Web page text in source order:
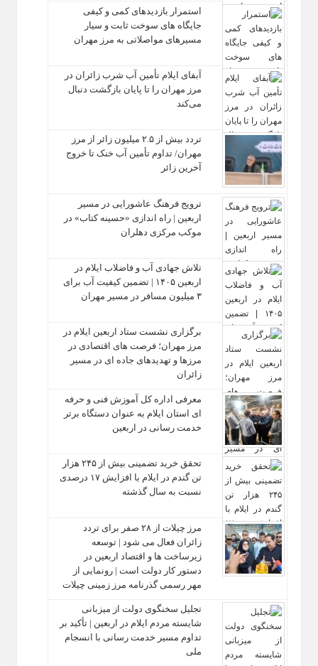
استمرار بازدیدهای کمی و کیفی
جایگاه‌ های سوخت ثابت و سیار
مسیرهای مواصلاتی به مرز مهران
آبفای ایلام تأمین آب شرب زائران در
مرز مهران را تا پایان بازگشت دنبال
می‌کند
تردد بیش از ۲.۵ میلیون زائر از مرز
مهران/ تداوم تأمین آب خنک تا خروج
آخرین زائر
ترویج فرهنگ عاشورایی در مسیر
اربعین | راه‌ اندازی «حسینه کتاب» در
موکب مرکزی دهلران
تلاش جهادی آب و فاضلاب ایلام در
اربعین ۱۴۰۵ | تضمین کیفیت آب برای
۳ میلیون مسافر در مسیر مهران
برگزاری نشست ستاد اربعین ایلام در
مرز مهران؛ فرصت‌ های اقتصادی در
مرزها و تهدیدهای جاده‌ ای در مسیر
زائران
معرفی اداره کل آموزش فنی و حرفه‌
ای استان ایلام به‌ عنوان دستگاه برتر
خدمت‌ رسانی در اربعین
تحقق خرید تضمینی بیش از ۲۴۵ هزار
تن گندم در ایلام با افزایش ۱۷ درصدی
نسبت به سال گذشته
مرز چیلات از ۲۸ صفر برای تردد
زائران فعال می‌ شود | توسعه
زیرساخت‌ ها و اقتصاد اربعین در
دستور کار دولت است | رونمایی از
مهر رسمی گذرنامه مرز زمینی چیلات
تجلیل سخنگوی دولت از میزبانی
شایسته مردم ایلام در اربعین | تأکید بر
تداوم مسیر خدمت‌ رسانی با انسجام
ملی